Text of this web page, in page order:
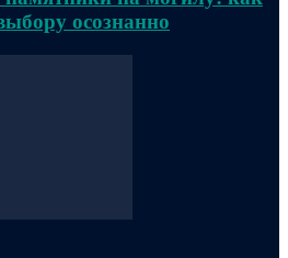
осознанно